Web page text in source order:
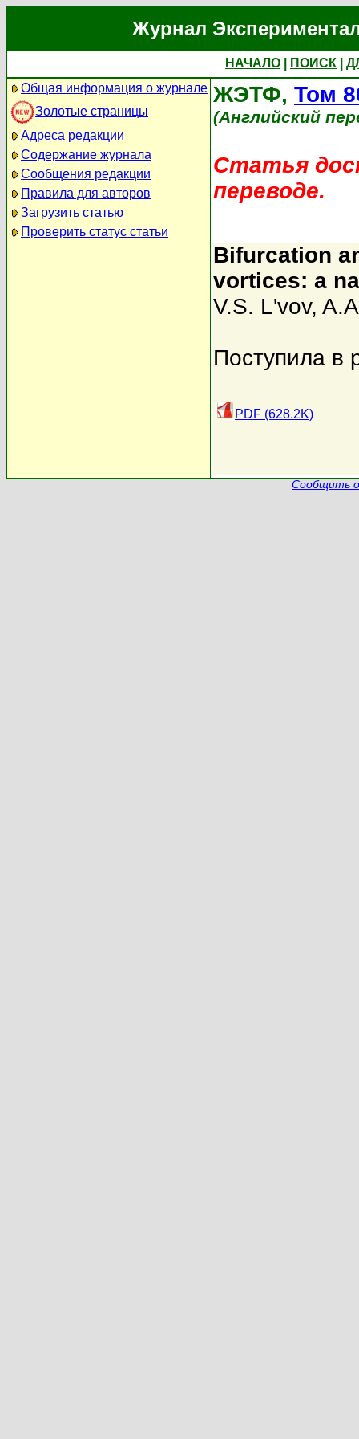
Журнал
НАЧАЛО ПОИСК
Общая информация о журнале
Золотые страницы
Адреса редакции
Содержание журнала
Сообщения редакции
Правила для авторов
Загрузить статью
Проверить статус статьи
ЖЭТФ, Том
(Английский
Статья
переводе.
Bifurcation
vortices: a
V.S. L'vov,
Поступила в
PDF (628.2K)
Сообщить о